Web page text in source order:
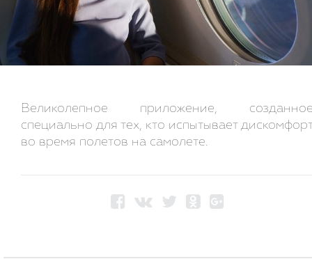
Великолепное приложение,
специально для тех, кто испытывает
во время полетов на самолете.